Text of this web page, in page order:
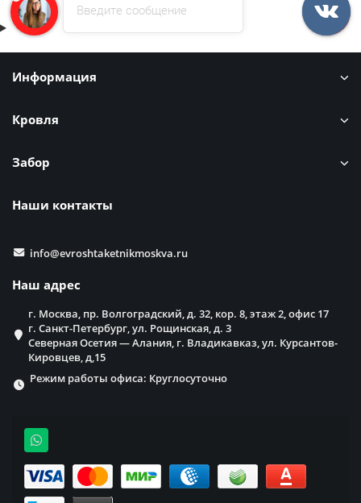
Информация
Кровля
Забор
Наши контакты
info@evroshtaketnikmoskva.ru
Наш адрес
г. Москва, пр. Волгоградский, д. 32, кор. 8, этаж 2, офис 17
г. Санкт-Петербург, ул. Рощинская, д. 3
Северная Осетия — Алания, г. Владикавказ, ул. Курсантов-
Кировцев, д,15
Режим работы офиса: Круглосуточно
Введите сообщение